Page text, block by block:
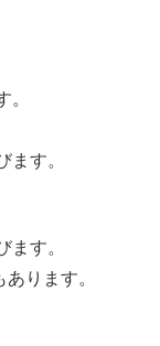
す。
す。
ります。